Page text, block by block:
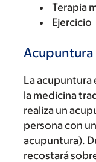
Terapia
Ejercicio
Acupuntura
La acupuntura
la medicina
realiza un
persona con
acupuntura).
recostará